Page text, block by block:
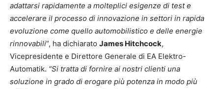
adattarsi rapidamente a molteplici esigenze di test e
accelerare il processo di innovazione in settori in rapida
evoluzione come quello automobilistico e delle energie
rinnovabili”, ha dichiarato James Hitchcock,
Vicepresidente e Direttore Generale di EA Elektro-
Automatik. “Si tratta di fornire ai nostri clienti una
soluzione in grado di erogare più potenza in modo più